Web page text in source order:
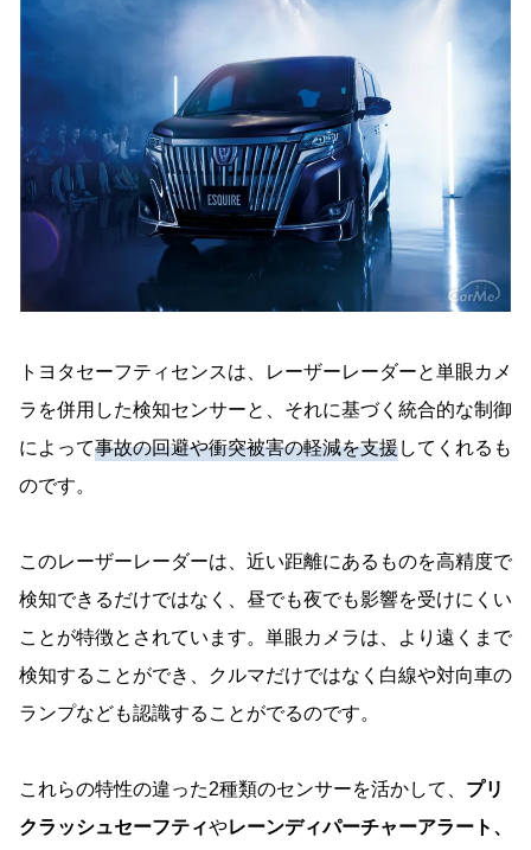
トヨタセーフティセンスは、レーザーレーダーと単眼カメ
ラを併用した検知センサーと、それに基づく統合的な制御
によって事故の回避や衝突被害の軽減を支援してくれるも
のです。
このレーザーレーダーは、近い距離にあるものを高精度で
検知できるだけではなく、昼でも夜でも影響を受けにくい
ことが特徴とされています。単眼カメラは、より遠くまで
検知することができ、クルマだけではなく白線や対向車の
ランプなども認識することがでるのです。
これらの特性の違った2種類のセンサーを活かして、 プリ
クラッシュセーフティやレーンディパーチャーアラート、